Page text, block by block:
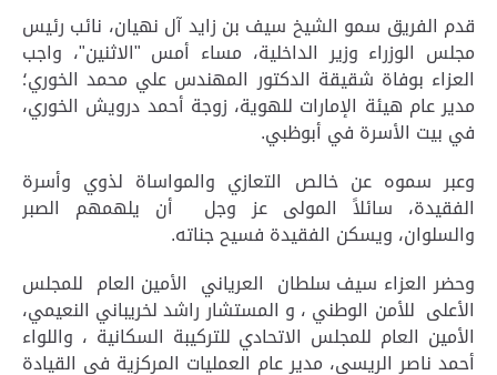
قدم الفريق سمو الشيخ سيف بن زايد آل نهيان، نائب رئيس
مجلس الوزراء وزير الداخلية، مساء أمس "الاثنين"، واجب
العزاء بوفاة شقيقة الدكتور المهندس علي محمد الخوري؛
مدير عام هيئة الإمارات للهوية، زوجة أحمد درويش الخوري،
في بيت الأسرة في أبوظبي.
وعبر سموه عن خالص التعازي والمواساة لذوي وأسرة
الفقيدة، سائلاً المولى عز وجل أن يلهمهم الصبر
والسلوان، ويسكن الفقيدة فسيح جناته.
وحضر العزاء سيف سلطان العرياني الأمين العام للمجلس
الأعلى للأمن الوطني ، و المستشار راشد لخريباني النعيمي،
الأمين العام للمجلس الاتحادي للتركيبة السكانية ، واللواء
أحمد ناصر الريسي، مدير عام العمليات المركزية في القيادة